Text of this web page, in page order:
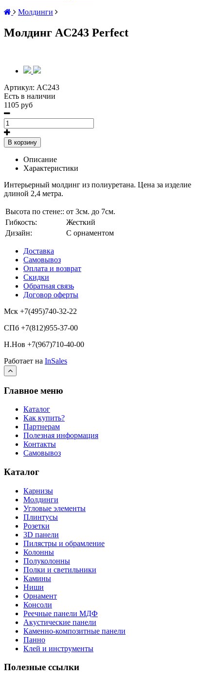
Молдинги
Молдинг AC243 Perfect
Артикул: AC243
Есть в наличии
1105 руб
В корзину
Описание
Характеристики
Интерьерный молдинг из полиуретана. Цена за изделие
длиной 2,4 метра.
Высота по стене:: от 3см. до 7см.
Гибкость:
Жесткий
Дизайн:
С орнаментом
Доставка
Самовывоз
Оплата и возврат
Скидки
Обратная связь
Договор оферты
Мск +7(495)740-32-22
СПб +7(812)955-37-00
Н.Нов +7(967)710-40-00
Работает на InSales
Главное меню
Каталог
Как купить?
Партнерам
Полезная информация
Контакты
Самовывоз
Каталог
Карнизы
Молдинги
Угловые элементы
Плинтусы
Розетки
3D панели
Пилястры и обрамление
Колонны
Полуколонны
Полки и светильники
Камины
Ниши
Орнамент
Консоли
Реечные панели МДФ
Акустические панели
Каменно-композитные панели
Панно
Клей и инструменты
Полезные ссылки